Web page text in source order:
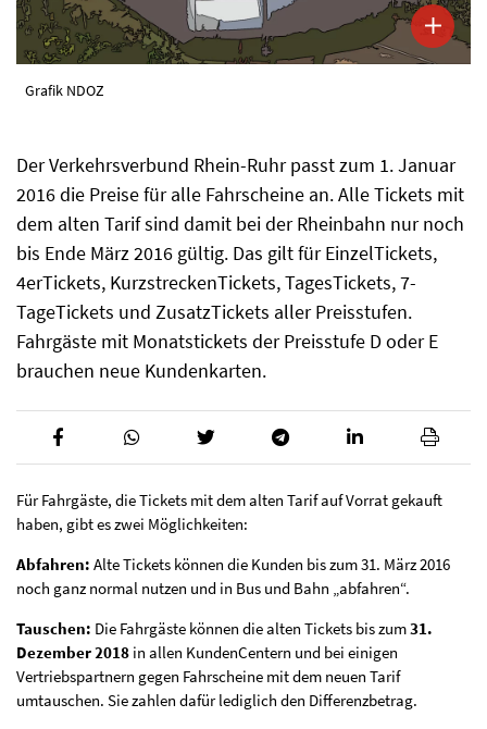
Grafik NDOZ
Der Verkehrsverbund Rhein-Ruhr passt zum 1. Januar
2016 die Preise für alle Fahrscheine an. Alle Tickets mit
dem alten Tarif sind damit bei der Rheinbahn nur noch
bis Ende März 2016 gültig. Das gilt für EinzelTickets,
4erTickets, KurzstreckenTickets, TagesTickets, 7-
TageTickets und ZusatzTickets aller Preisstufen.
Fahrgäste mit Monatstickets der Preisstufe D oder E
brauchen neue Kundenkarten.
Für Fahrgäste, die Tickets mit dem alten Tarif auf Vorrat gekauft
haben, gibt es zwei Möglichkeiten:
Abfahren: Alte Tickets können die Kunden bis zum 31. März 2016
noch ganz normal nutzen und in Bus und Bahn „abfahren“.
Tauschen: Die Fahrgäste können die alten Tickets bis zum31.
Dezember 2018 in allen KundenCentern und bei einigen
Vertriebspartnern gegen Fahrscheine mit dem neuen Tarif
umtauschen. Sie zahlen dafür lediglich den Differenzbetrag.